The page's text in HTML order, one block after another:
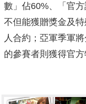
數」佔60%、「官
不但能獲贈獎金及
人合約；亞軍季軍
的參賽者則獲得官方